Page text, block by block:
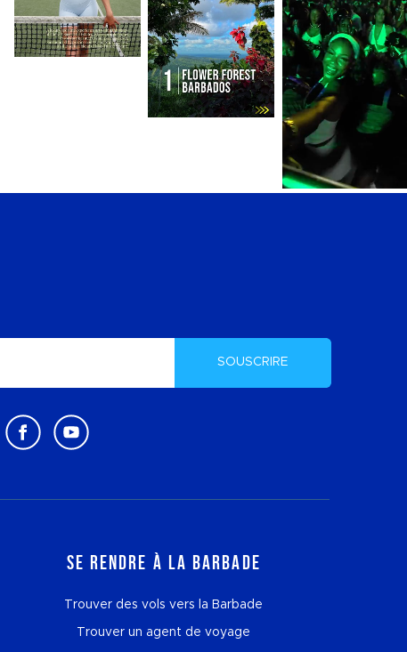
SOUSCRIRE
Se rendre à la Barbade
Trouver des vols vers la Barbade
Trouver un agent de voyage